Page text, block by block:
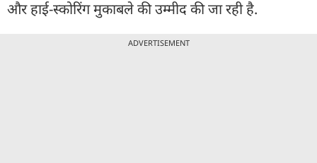
और हाई-स्कोरिंग मुकाबले की उम्मीद की जा रही है.
ADVERTISEMENT